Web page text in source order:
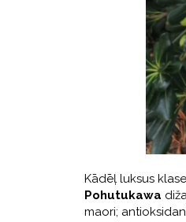
Kādēļ luksus
Pohutukawa
maori;